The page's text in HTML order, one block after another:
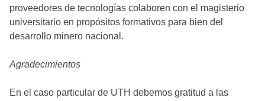
proveedores de tecnologías colaboren con el magisterio
universitario en propósitos formativos para bien del
desarrollo minero nacional.
Agradecimientos
En el caso particular de UTH debemos gratitud a las